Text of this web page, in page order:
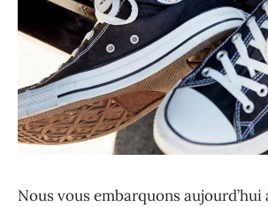
Nous vous embarquons